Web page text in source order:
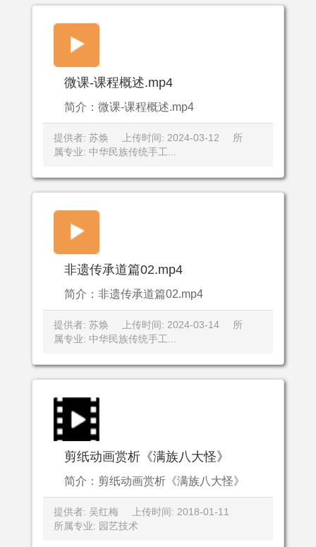
微课-课程概述.mp4
简介：微课-课程概述.mp4
提供者: 苏焕 上传时间: 2024-03-12
所
属专业: 中华民族传统手工...
非遗传承道篇02.mp4
简介：非遗传承道篇02.mp4
提供者: 苏焕 上传时间: 2024-03-14
所
属专业: 中华民族传统手工...
剪纸动画赏析《满族八大怪》
简介：剪纸动画赏析《满族八大怪》
提供者: 吴红梅
上传时间: 2018-01-11
所属专业: 园艺技术